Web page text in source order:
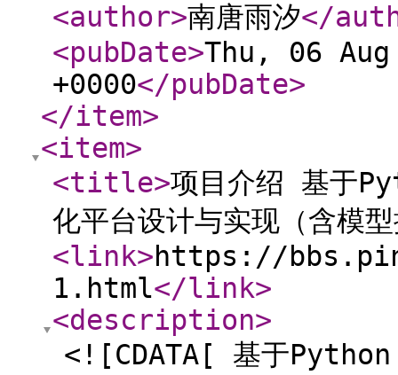
<author>南唐雨汐</
<pubDate>Thu, 06
+0000</pubDate>
</item>
<item>
<title>项目介绍 基于
化平台设计与实现（含模
<link>https://
1.html</link>
<description>
<![CDATA[ 基于Python